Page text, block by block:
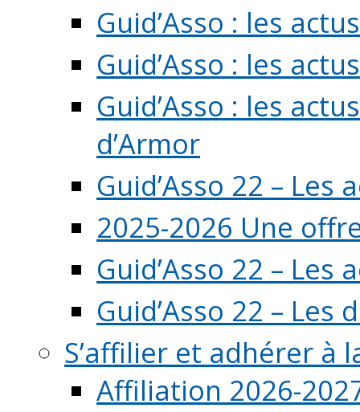
Guid’Asso : les
Guid’Asso : les
Guid’Asso : les
d’Armor
Guid’Asso 22 – Les
2025-2026 Une
Guid’Asso 22 –
Guid’Asso 22 – Les
S’affilier et adhérer à
Affiliation 2026-